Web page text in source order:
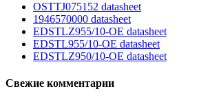
OSTTJ075152 datasheet
1946570000 datasheet
EDSTLZ955/10-OE datasheet
EDSTL955/10-OE datasheet
EDSTLZ950/10-OE datasheet
Свежие комментарии